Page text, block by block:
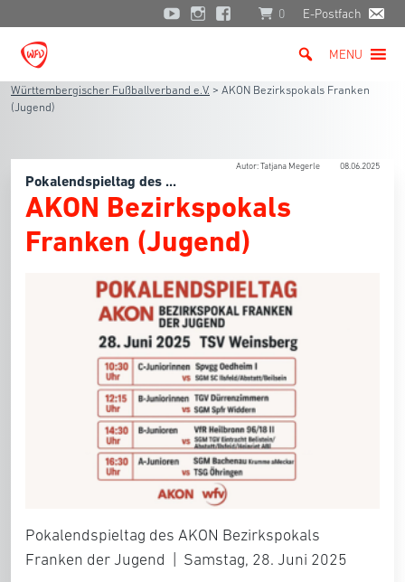
0 E-Postfach
MENU
Württembergischer Fußballverband e.V. > AKON Bezirkspokals Franken
(Jugend)
Autor: Tatjana Megerle 08.06.2025
Pokalendspieltag des ...
AKON Bezirkspokals
Franken (Jugend)
Pokalendspieltag des AKON Bezirkspokals
Franken der Jugend | Samstag, 28. Juni 2025